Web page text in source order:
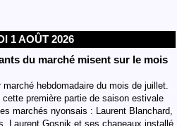
1 AOÛT 2026
du marché misent sur le mois
hebdomadaire du mois de juillet.
cette première partie de saison estivale
marchés nyonsais : Laurent Blanchard,
Laurent Gosnik et ses chapeaux installé